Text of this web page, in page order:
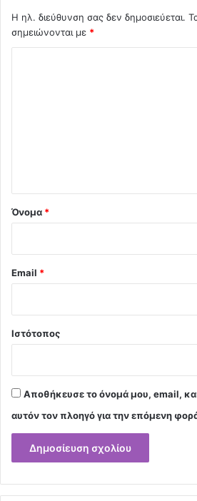
Η ηλ. διεύθυνση σας δεν δημοσιεύεται.
σημειώνονται με *
Όνομα *
Email *
Ιστότοπος
Αποθήκευσε το όνομά μου, email,
αυτόν τον πλοηγό για την επόμενη